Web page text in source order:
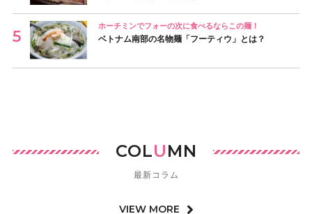
ホーチミンでフォーの次に食べるならこの麺！
ベトナム南部の名物麺「フーティウ」とは？
COLUMN
最新コラム
VIEW MORE